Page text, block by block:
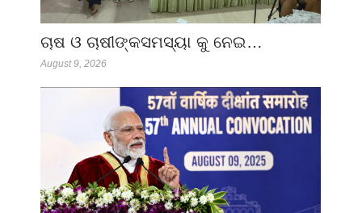
ଚାଷ ଓ ଚାଷୀଙ୍କସମସ୍ୟା କୁ ନେଇ…
August 9, 2026